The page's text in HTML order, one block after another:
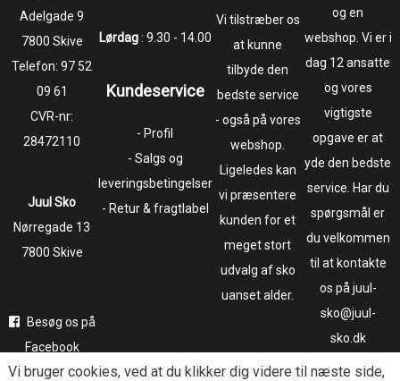
​​​​​​​Adelgade 9
7800 Skive
Telefon:97 52
09 61
CVR-nr:
28472110
Juul Sko
​​​​​​​Nørregade 13
7800 Skive
Besøg os på
Facebook
Lørdag: 9.30 - 14.00
Kundeservice
- Profil
- Salgs og
leveringsbetingelser
- Retur & fragtlabel
Vi tilstræber os
at kunne
tilbyde den
bedste service
- også på vores
webshop.
Ligeledes kan
vi præsentere
kunden for et
meget stort
udvalg af sko
uanset alder.
og en
webshop. Vi er i
dag 12 ansatte
og vores
vigtigste
opgave er at
yde den bedste
service. Har du
spørgsmål er
du velkommen
til at kontakte
os på juul-
sko@juul-
sko.dk
Vi bruger cookies, ved at du klikker dig videre til næste side,